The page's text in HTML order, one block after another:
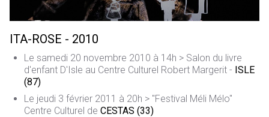
ITA-ROSE - 2010
Le samedi 20 novembre 2010 à 14h > Salon du livre
d'enfant D'Isle au Centre Culturel Robert Margerit - ISLE
(87)
Le jeudi 3 février 2011 à 20h > "Festival Méli Mélo"
Centre Culturel de CESTAS (33)